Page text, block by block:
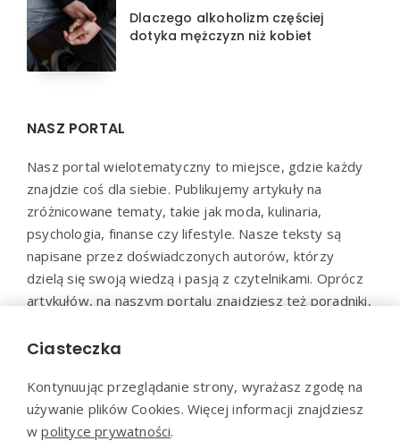
Dlaczego alkoholizm częściej
dotyka mężczyzn niż kobiet
NASZ PORTAL
Nasz portal wielotematyczny to miejsce, gdzie każdy
znajdzie coś dla siebie. Publikujemy artykuły na
zróżnicowane tematy, takie jak moda, kulinaria,
psychologia, finanse czy lifestyle. Nasze teksty są
napisane przez doświadczonych autorów, którzy
dzielą się swoją wiedzą i pasją z czytelnikami. Oprócz
artykułów, na naszym portalu znajdziesz też poradniki,
to dostarczanie wartościowych treści i inspiracji dla
Ciasteczka
Kontynuując przeglądanie strony, wyrażasz zgodę na
używanie plików Cookies. Więcej informacji znajdziesz
wpolityce prywatności.